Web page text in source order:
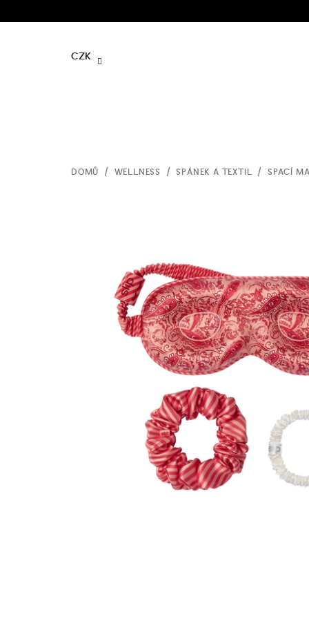
na
CZK
DOMŮ / WELLNESS / SPÁNEK A TEXTIL / SPACÍ